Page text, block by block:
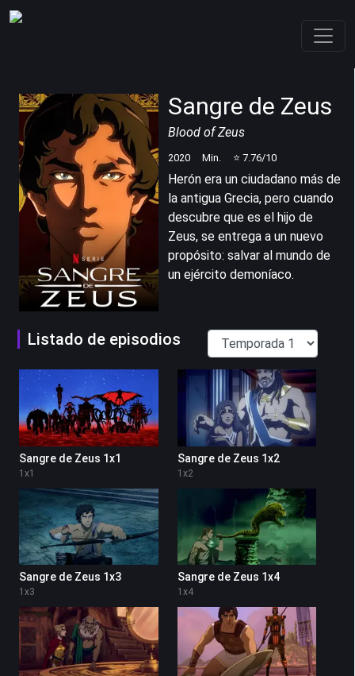
Sangre de Zeus
Blood of Zeus
2020 Min. ⭐ 7.76/10
Herón era un ciudadano más de
la antigua Grecia, pero cuando
descubre que es el hijo de
Zeus, se entrega a un nuevo
propósito: salvar al mundo de
un ejército demoníaco.
Listado de episodios
Sangre de Zeus 1x1
1 x1
Sangre de Zeus 1x2
1 x2
Sangre de Zeus 1x3
1 x3
Sangre de Zeus 1x4
1 x4